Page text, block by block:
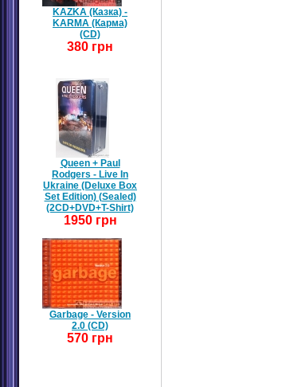
KAZKA (Казка) -
KARMA (Карма)
(CD)
380 грн
Queen + Paul
Rodgers - Live In
Ukraine (Deluxe Box
Set Edition) (Sealed)
(2CD+DVD+T-Shirt)
1950 грн
Garbage - Version
2.0 (CD)
570 грн